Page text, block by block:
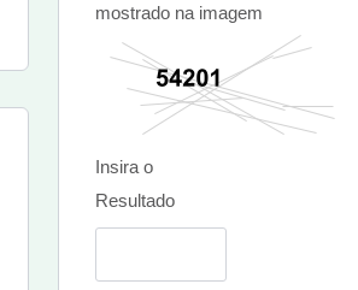
mostrado na imagem
Insira o
Resultado